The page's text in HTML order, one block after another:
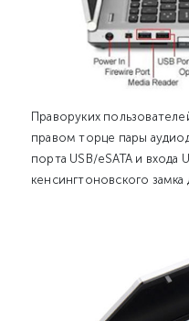
Праворуких
правом торце пары
порта USB/eSATA и входа
кенсингтоновского замка